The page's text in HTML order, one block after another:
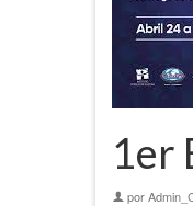
1er
por